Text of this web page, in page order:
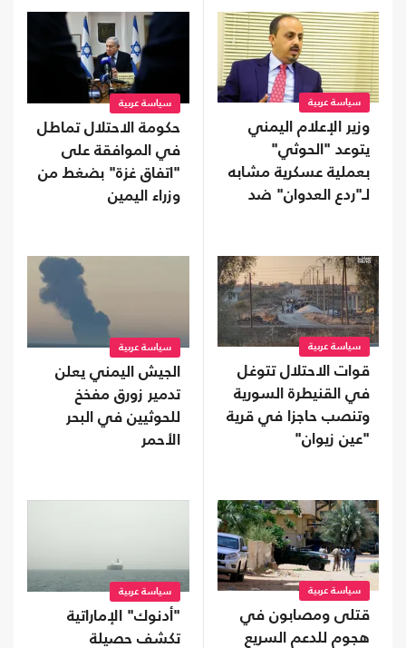
سياسة عربية
وزير الإعلام اليمني
يتوعد "الحوثي"
بعملية عسكرية مشابه
لـ"ردع العدوان" ضد
سياسة عربية
حكومة الاحتلال تماطل
في الموافقة على
"اتفاق غزة" بضغط من
وزراء اليمين
سياسة عربية
قوات الاحتلال تتوغل
في القنيطرة السورية
وتنصب حاجزا في قرية
"عين زيوان"
سياسة عربية
الجيش اليمني يعلن
تدمير زورق مفخخ
للحوثيين في البحر
الأحمر
سياسة عربية
قتلى ومصابون في
هجوم للدعم السريع
سياسة عربية
"أدنوك" الإماراتية
تكشف حصيلة